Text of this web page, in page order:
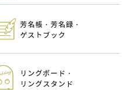
芳名帳・芳名録・
ゲストブック
リングボード・
リングスタンド